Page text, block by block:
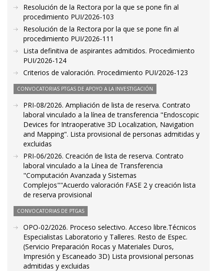
Resolución de la Rectora por la que se pone fin al
procedimiento PUI/2026-103
Resolución de la Rectora por la que se pone fin al
procedimiento PUI/2026-111
Lista definitiva de aspirantes admitidos. Procedimiento
PUI/2026-124
Criterios de valoración. Procedimiento PUI/2026-123
CONVOCATORIAS PTGAS DE APOYO A LA INVESTIGACIÓN
PRI-08/2026. Ampliación de lista de reserva. Contrato
laboral vinculado a la línea de transferencia "Endoscopic
Devices for Intraoperative 3D Localization, Navigation
and Mapping". Lista provisional de personas admitidas y
excluidas
PRI-06/2026. Creación de lista de reserva. Contrato
laboral vinculado a la Línea de Transferencia
"Computación Avanzada y Sistemas
Complejos""Acuerdo valoración FASE 2 y creación lista
de reserva provisional
CONVOCATORIAS DE PTGAS
OPO-02/2026. Proceso selectivo. Acceso libre.Técnicos
Especialistas Laboratorio y Talleres. Resto de Espec.
(Servicio Preparación Rocas y Materiales Duros,
Impresión y Escaneado 3D) Lista provisional personas
admitidas y excluidas